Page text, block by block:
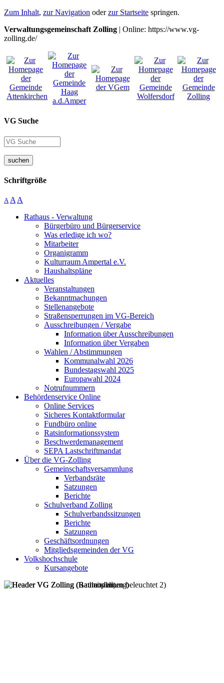
Zum Inhalt, zur Navigation oderzur Startseite springen.
Verwaltungsgemeinschaft Zolling | Online: https://www.vg-
zolling.de/
VG Suche
suchen
Schriftgröße
A A A
Rathaus - Verwaltung
Bürgerbüro und Bürgerservice
Was erledige ich wo?
Mitarbeiter
Organigramm
Kulturraum Ampertal e.V.
Haushaltspläne
Aktuelles
Veranstaltungen
Bekanntmachungen
Stellenangebote
Straßensperrungen im VG-Bereich
Ausschreibungen / Vergabe
Information über Ausschreibungen
Information über Vergaben
Wahlen / Abstimmungen
Kommunalwahl 2026
Bundestagswahl 2025
Europawahl 2024
Notrufnummern
Behördenservice Online
Online Services
Sicheres Kontaktformular
Fundbüro online
Ratsinformationssystem
Beschwerdemanagement
SEPA Lastschriftmandat
Über die VG-Zolling
Gemeinschaftsversammlung
Verbandsräte
Satzungen
Berichte
Schulverband Zolling
Schulverbandssitzungen
Berichte
Satzungen
Geschäftsordnungen
Mitgliedsgemeinden der VG
Volkshochschule
Kursangebote